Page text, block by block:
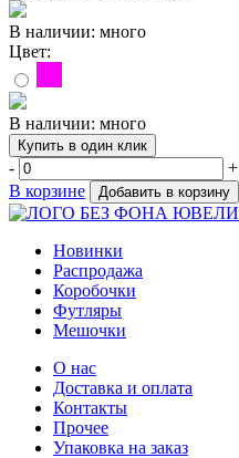
В наличии: много
Цвет:
В наличии: много
Купить в один клик
-
+
В корзине
Добавить в корзину
Новинки
Распродажа
Коробочки
Футляры
Мешочки
О нас
Доставка и оплата
Контакты
Прочее
Упаковка на заказ